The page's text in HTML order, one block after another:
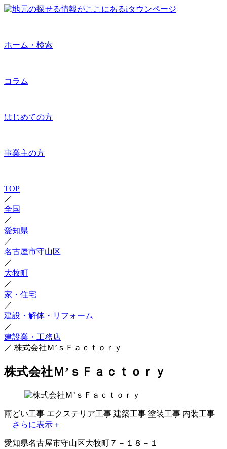
ホーム・検索
コラム
はじめての方
事業主の方
TOP
／
全国
／
愛知県
／
名古屋市守山区
／
大牧町
／
家・住宅
／
建設・解体・リフォーム
／
建設業・工務店
／ 株式会社Ｍ’ｓＦａｃｔｏｒｙ
株式会社Ｍ’ｓＦａｃｔｏｒｙ
雨どい工事 エクステリア工事 建築工事 塗装工事 内装工事
さらに表示＋
愛知県名古屋市守山区大牧町７－１８－１